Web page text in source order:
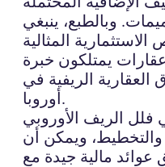
وبالطبع، ينبغي
المثالية
يمتلكون خبرة
الريفية في
أوروبا.
فلل الريف الأوروبي
ويمكن أن
مالية جيدة مع